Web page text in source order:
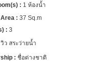
1 ห้องน้ำ
37 Sq.m
3
วิว สระว่ายน้ำ
ชื่อต่างชาติ